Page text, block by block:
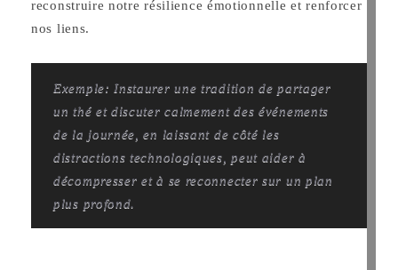
reconstruire notre résilience émotionnelle et renforcer
nos liens.
Exemple: Instaurer une tradition de partager
un thé et discuter calmement des événements
de la journée, en laissant de côté les
distractions technologiques, peut aider à
décompresser et à se reconnecter sur un plan
plus profond.